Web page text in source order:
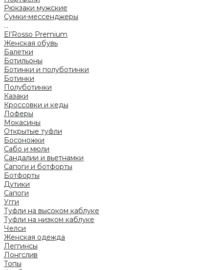
Рюкзаки мужские
Сумки-мессенджеры
...
El’Rosso Premium
Женская обувь
Балетки
Ботильоны
Ботинки и полуботинки
Ботинки
Полуботинки
Казаки
Кроссовки и кеды
Лоферы
Мокасины
Открытые туфли
Босоножки
Сабо и мюли
Сандалии и вьетнамки
Сапоги и ботфорты
Ботфорты
Дутики
Сапоги
Угги
Туфли на высоком каблуке
Туфли на низком каблуке
Челси
Женская одежда
Леггинсы
Лонгслив
Топы